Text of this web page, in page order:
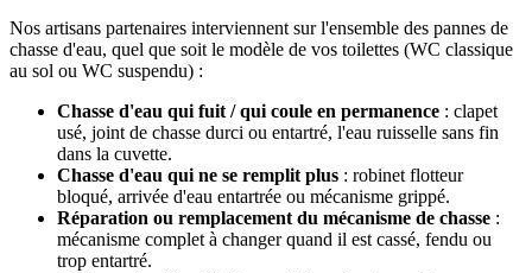
Nos artisans partenaires interviennent sur l'ensemble des pannes de
chasse d'eau, quel que soit le modèle de vos toilettes (WC classique
au sol ou WC suspendu) :
Chasse d'eau qui fuit / qui coule en permanence : clapet
usé, joint de chasse durci ou entartré, l'eau ruisselle sans fin
dans la cuvette.
Chasse d'eau qui ne se remplit plus : robinet flotteur
bloqué, arrivée d'eau entartrée ou mécanisme grippé.
Réparation ou remplacement du mécanisme de chasse :
mécanisme complet à changer quand il est cassé, fendu ou
trop entartré.